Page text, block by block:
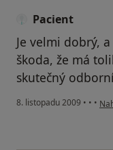
Pacient
Je velmi dobrý,
škoda, že má
skutečný
8. listopadu 2009 • • •